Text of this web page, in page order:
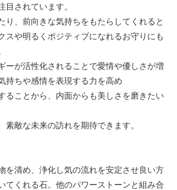
目されています。
り、前向きな気持ちをもたらしてくれると
スや明るくポジティブになれるお守りにも
ーが活性化されることで愛情や優しさが増
持ちや感情を表現する力を高め
ることから、内面からも美しさを磨きたい
素敵な未来の訪れを期待できます。
を清め、浄化し気の流れを安定させ良い方
てくれる石。他のパワーストーンと組み合